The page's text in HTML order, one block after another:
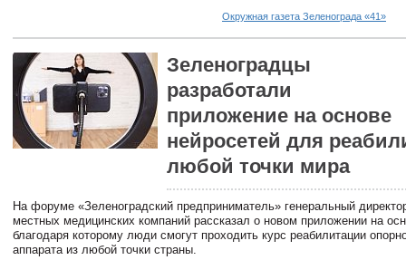
Окружная газета Зеленограда «41»
Зеленоградцы
разработали
приложение на основе
нейросетей для
любой точки мира
На форуме «Зеленоградский предприниматель» генеральный
местных медицинских компаний рассказал о новом приложении на
благодаря которому люди смогут проходить курс реабилитации
аппарата из любой точки страны.